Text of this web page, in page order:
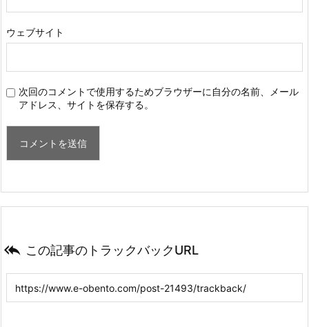
ウェブサイト
次回のコメントで使用するためブラウザーに自分の名前、メール
アドレス、サイトを保存する。
 この記事のトラックバックURL